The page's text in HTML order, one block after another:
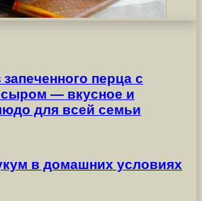
перца с
— вкусное и
для всей семьи
в домашних условиях